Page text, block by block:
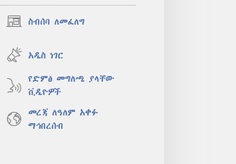
ስብሰባ ለመፈለግ
(አዲስ
ክፈት)
አዲስ ነገር
የድምፅ መግለጫ ያላቸው
ቪዲዮዎች
መረጃ ለዓለም አቀፉ
ማኅበረሰብ